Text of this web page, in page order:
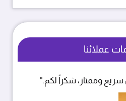
عملائنا
مناسبة، انصح فيهم."